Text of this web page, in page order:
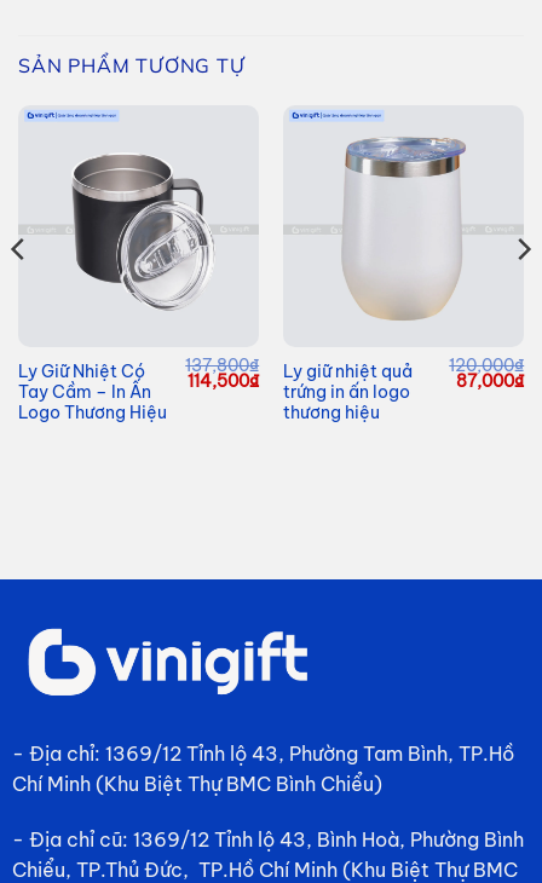
SẢN PHẨM TƯƠNG TỰ
Ly Giữ Nhiệt Có
Tay Cầm – In Ấn
Logo Thương Hiệu
137,800₫
Giá
gốc
114,500₫Giá
hiện
Ly giữ nhiệt quả
trứng in ấn logo
thương hiệu
120,000₫
Giá
gốc
87,000₫
- Địa chỉ: 1369/12 Tỉnh lộ 43, Phường Tam Bình, TP.Hồ
Chí Minh (Khu Biệt Thự BMC Bình Chiểu)
- Địa chỉ cũ: 1369/12 Tỉnh lộ 43, Bình Hoà, Phường Bình
Chiểu, TP.Thủ Đức, TP.Hồ Chí Minh (Khu Biệt Thự BMC